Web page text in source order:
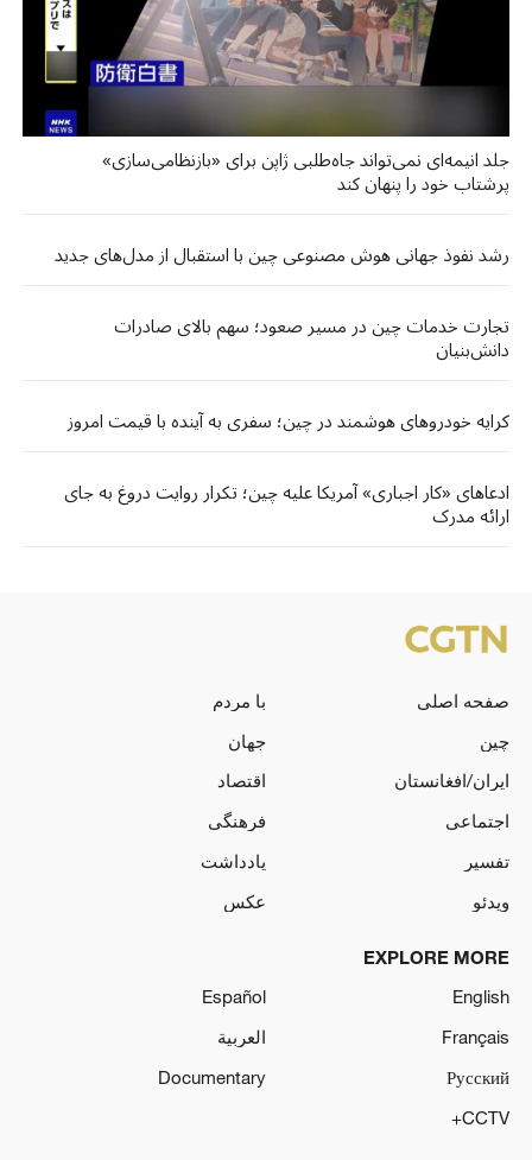
جلد انیمه‌ای نمی‌تواند جاه‌طلبی ژاپن برای «بازنظامی‌سازی»
پرشتاب خود را پنهان کند
رشد نفوذ جهانی هوش مصنوعی چین با استقبال از مدل‌های جدید
تجارت خدمات چین در مسیر صعود؛ سهم بالای صادرات
دانش‌بنیان
کرایه خودروهای هوشمند در چین؛ سفری به آینده با قیمت امروز
ادعاهای «کار اجباری» آمریکا علیه چین؛ تکرار روایت دروغ به جای
ارائه مدرک
صفحه اصلی
با مردم
چین
جهان
ایران/افغانستان
اقتصاد
اجتماعی
فرهنگی
تفسیر
یادداشت
ویدئو
عکس
EXPLORE MORE
English
Español
Français
العربية
Русский
Documentary
CCTV+